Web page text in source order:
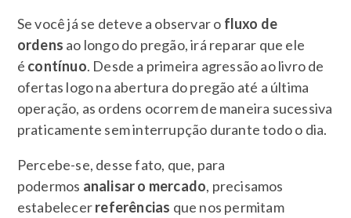
Se você já se deteve a observar o fluxo de
ordens ao longo do pregão, irá reparar que ele
é contínuo. Desde a primeira agressão ao livro de
ofertas logo na abertura do pregão até a última
operação, as ordens ocorrem de maneira sucessiva
praticamente sem interrupção durante todo o dia.
Percebe-se, desse fato, que, para
podermos analisar o mercado, precisamos
estabelecerreferências que nos permitam